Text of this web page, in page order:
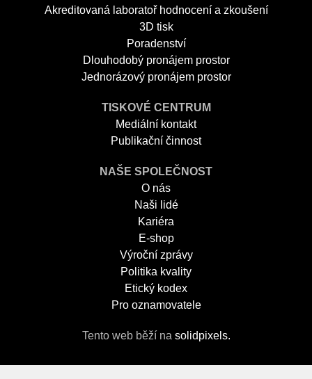
Akreditovaná laboratoř hodnocení a zkoušení
3D tisk
Poradenství
Dlouhodobý pronájem prostor
Jednorázový pronájem prostor
TISKOVÉ CENTRUM
Mediální kontakt
Publikační činnost
NAŠE SPOLEČNOST
O nás
Naši lidé
Kariéra
E-shop
Výroční zprávy
Politika kvality
Etický kodex
Pro oznamovatele
Tento web běží na solidpixels.